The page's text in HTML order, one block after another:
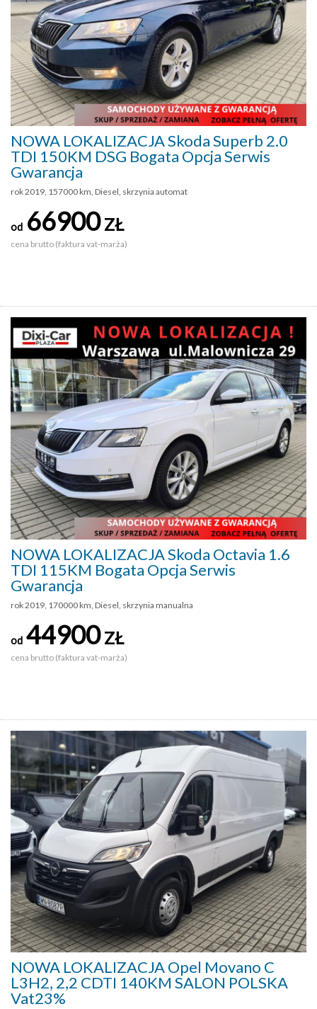
NOWA LOKALIZACJA Skoda Superb 2.0
TDI 150KM DSG Bogata Opcja Serwis
Gwarancja
rok 2019, 157000 km, Diesel, skrzynia automat
od 66900ZŁ
cena brutto (faktura vat-marża)
NOWA LOKALIZACJA Skoda Octavia 1.6
TDI 115KM Bogata Opcja Serwis
Gwarancja
rok 2019, 170000 km, Diesel, skrzynia manualna
od 44900ZŁ
cena brutto (faktura vat-marża)
NOWA LOKALIZACJA Opel Movano C
L3H2, 2,2 CDTI 140KM SALON POLSKA
Vat23%